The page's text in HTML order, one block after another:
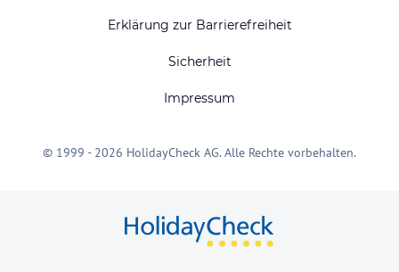
Erklärung zur Barrierefreiheit
Sicherheit
Impressum
© 1999 - 2026 HolidayCheck AG. Alle Rechte vorbehalten.